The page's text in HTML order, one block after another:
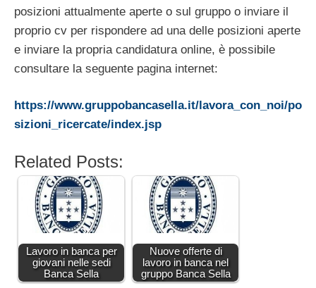
posizioni attualmente aperte o sul gruppo o inviare il
proprio cv per rispondere ad una delle posizioni aperte
e inviare la propria candidatura online, è possibile
consultare la seguente pagina internet:
https://www.gruppobancasella.it/lavora_con_noi/po
sizioni_ricercate/index.jsp
Related Posts:
Lavoro in banca per
giovani nelle sedi
Banca Sella
Nuove offerte di
lavoro in banca nel
gruppo Banca Sella